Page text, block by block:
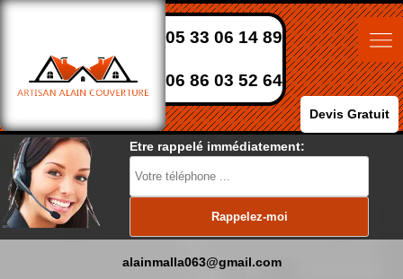
05 33 06 14 89
06 86 03 52 64
Devis Gratuit
Etre rappelé immédiatement:
alainmalla063@gmail.com